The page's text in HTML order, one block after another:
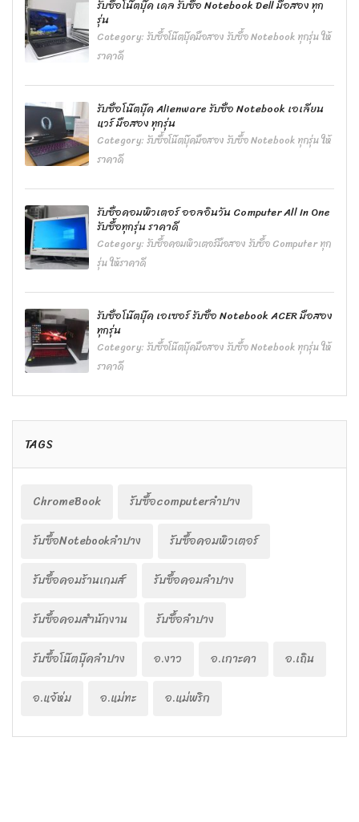
รับซื้อโน๊ตบุ๊ค เดล รับซื้อ Notebook Dell มือสอง ทุก
รุ่น
Category:รับซื้อโน๊ตบุ๊คมือสอง รับซื้อ Notebook ทุกรุ่น ให้
ราคาดี
รับซื้อโน๊ตบุ๊ค Alienware รับซื้อ Notebook เอเลียน
แวร์ มือสอง ทุกรุ่น
Category:รับซื้อโน๊ตบุ๊คมือสอง รับซื้อ Notebook ทุกรุ่น ให้
ราคาดี
รับซื้อคอมพิวเตอร์ ออลอินวัน Computer All In One
รับซื้อทุกรุ่น ราคาดี
Category:รับซื้อคอมพิวเตอร์มือสอง รับซื้อ Computer ทุก
รุ่น ให้ราคาดี
รับซื้อโน๊ตบุ๊ค เอเซอร์ รับซื้อ Notebook ACER มือสอง
ทุกรุ่น
Category:รับซื้อโน๊ตบุ๊คมือสอง รับซื้อ Notebook ทุกรุ่น ให้
ราคาดี
TAGS
ChromeBook
รับซื้อcomputerลำปาง
รับซื้อNotebookลำปาง
รับซื้อคอมพิวเตอร์
รับซื้อคอมร้านเกมส์
รับซื้อคอมลำปาง
รับซื้อคอมสำนักงาน
รับซื้อลำปาง
รับซื้อโน๊ตบุ๊คลำปาง
อ.งาว อ.เกาะคา
อ.เถิน
อ.แจ้ห่ม
อ.แม่ทะ อ.แม่พริก